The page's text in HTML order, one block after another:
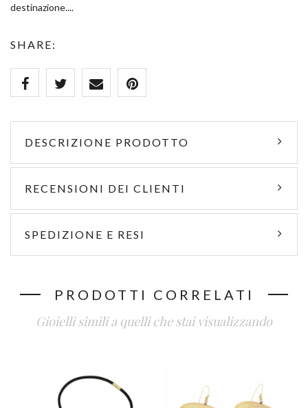
destinazione....
SHARE:
DESCRIZIONE PRODOTTO
RECENSIONI DEI CLIENTI
SPEDIZIONE E RESI
PRODOTTI CORRELATI
Gioielli simili a quelli che stai visualizzando